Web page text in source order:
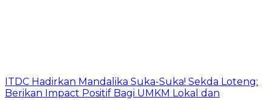
ITDC Hadirkan Mandalika Suka-Suka! Sekda Loteng:
Berikan Impact Positif Bagi UMKM Lokal dan